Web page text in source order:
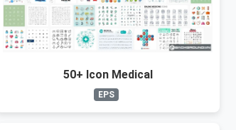
50+ Icon Medical
EPS